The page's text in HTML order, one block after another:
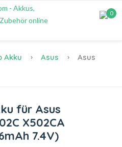
0
Akku Asus
Asus
für Asus
X502CA
7.4V)